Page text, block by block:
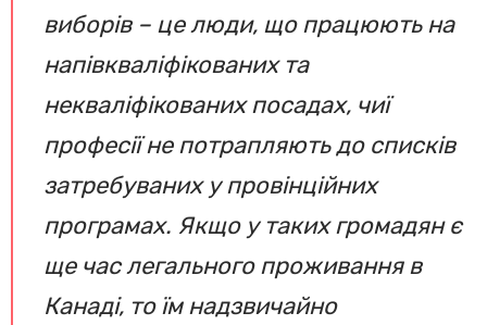
виборів – це люди, що працюють на
напівкваліфікованих та
некваліфікованих посадах, чиї
професії не потрапляють до списків
затребуваних у провінційних
програмах. Якщо у таких громадян є
ще час легального проживання в
Канаді, то їм надзвичайно